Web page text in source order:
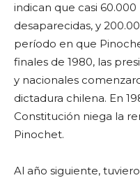
indican que casi
desaparecidas, y
período en que
finales de 1980, las
y nacionales
dictadura chilena. En
Constitución niega la
Pinochet.
Al año siguiente,